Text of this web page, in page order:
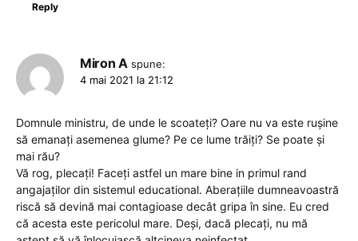
Reply
Miron A spune:
4 mai 2021 la 21:12
Domnule ministru, de unde le scoateți? Oare nu va este rușine
să emanați asemenea glume? Pe ce lume trăiți? Se poate și
mai rău?
Vă rog, plecați! Faceți astfel un mare bine in primul rand
angajaților din sistemul educational. Aberațiile dumneavoastră
riscă să devină mai contagioase decât gripa în sine. Eu cred
că acesta este pericolul mare. Deși, dacă plecați, nu mă